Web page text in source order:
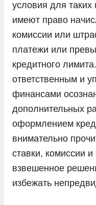
условия для таких
имеют право
комиссии или
платежи или
кредитного
ответственным и
финансами
дополнительных
оформлением
внимательно
ставки, комиссии
взвешенное
избежать